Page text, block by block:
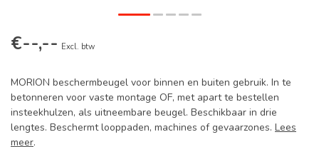
€--,-- Excl. btw
MORION beschermbeugel voor binnen en buiten gebruik. In te
betonneren voor vaste montage OF, met apart te bestellen
insteekhulzen, als uitneembare beugel. Beschikbaar in drie
lengtes. Beschermt looppaden, machines of gevaarzones. Lees
meer.